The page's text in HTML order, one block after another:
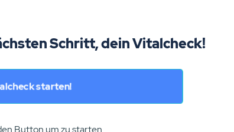
Schritt, dein Vitalcheck!
starten!
Button um zu starten